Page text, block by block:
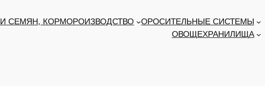
СЕМЯН, КОРМОРОИЗВОДСТВО
ОРОСИТЕЛЬНЫЕ СИСТЕМЫ
ОВОЩЕХРАНИЛИЩА